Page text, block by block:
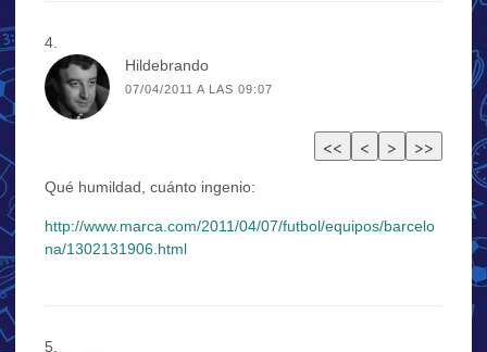
Hildebrando
07/04/2011 A LAS 09:07
Qué humildad, cuánto ingenio:
http://www.marca.com/2011/04/07/futbol/equipos/barcelo
na/1302131906.html